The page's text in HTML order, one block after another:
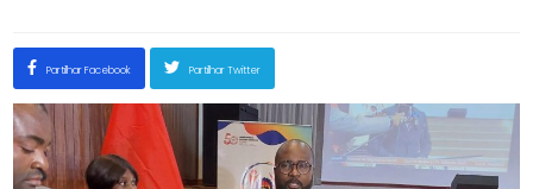
Partilhar Facebook Partilhar Twitter